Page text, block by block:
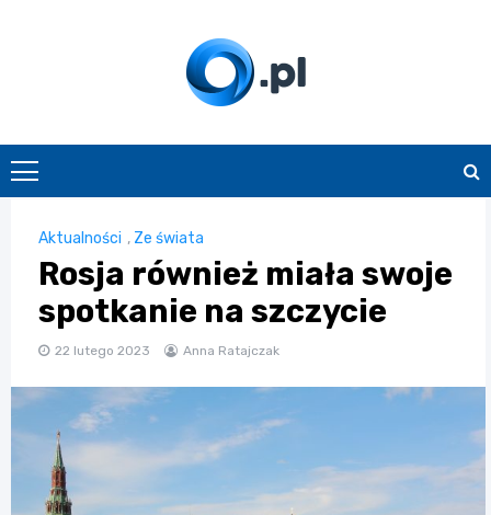
O.pl
Aktualności , Ze świata
Rosja również miała swoje
spotkanie na szczycie
22 lutego 2023 Anna Ratajczak